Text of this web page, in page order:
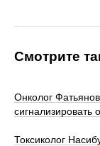
Смотрите
Онколог
сигнализировать
Токсиколог